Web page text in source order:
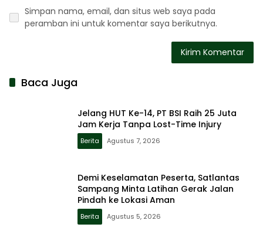
Simpan nama, email, dan situs web saya pada
peramban ini untuk komentar saya berikutnya.
Baca Juga
Jelang HUT Ke-14, PT BSI Raih 25 Juta
Jam Kerja Tanpa Lost-Time Injury
Berita Agustus 7, 2026
Demi Keselamatan Peserta, Satlantas
Sampang Minta Latihan Gerak Jalan
Pindah ke Lokasi Aman
Berita Agustus 5, 2026